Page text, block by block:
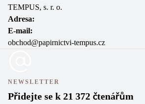
TEMPUS, s. r. o.
Adresa:
E-mail:
obchod@papirnictvi-tempus.cz
NEWSLETTER
Přidejte se k 21 372 čtenářům